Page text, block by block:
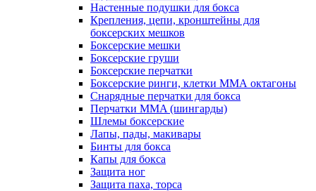
Настенные подушки для бокса
Крепления, цепи, кронштейны для
боксерских мешков
Боксерские мешки
Боксерские груши
Боксерские перчатки
Боксерские ринги, клетки ММА октагоны
Снарядные перчатки для бокса
Перчатки MMA (шингарды)
Шлемы боксерские
Лапы, пады, макивары
Бинты для бокса
Капы для бокса
Защита ног
Защита паха, торса